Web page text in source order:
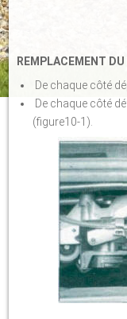
REMPLACEMENT
De chaque côté
De chaque côté
(figure10-1).